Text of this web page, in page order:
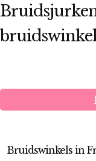
Bruidswinkels in